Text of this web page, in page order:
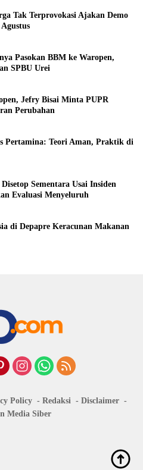
Tak Terprovokasi Ajakan Demo
Pasokan BBM ke Waropen,
SPBU Urei
Jefry Bisai Minta PUPR
Perubahan
Pertamina: Teori Aman, Praktik di
Sementara Usai Insiden
Evaluasi Menyeluruh
di Depapre Keracunan Makanan
Policy Redaksi
Disclaimer
Media Siber